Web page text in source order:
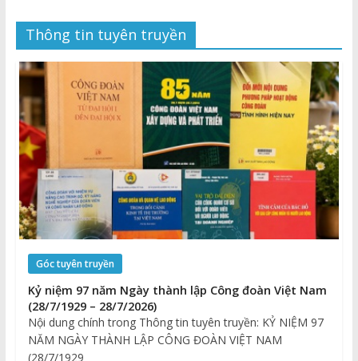
Thông tin tuyên truyền
Góc tuyên truyền
Kỷ niệm 97 năm Ngày thành lập Công đoàn Việt Nam
(28/7/1929 – 28/7/2026)
Nội dung chính trong Thông tin tuyên truyền: KỶ NIỆM 97
NĂM NGÀY THÀNH LẬP CÔNG ĐOÀN VIỆT NAM
(28/7/1929